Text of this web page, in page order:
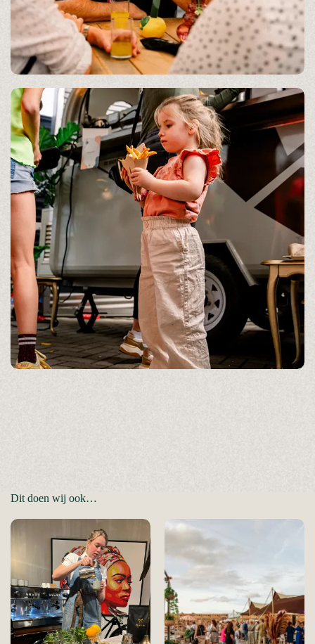
Dit doen wij ook…